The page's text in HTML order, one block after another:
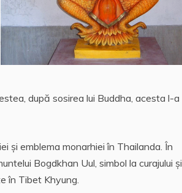
după sosirea lui Buddha, acesta l-a
şi emblema monarhiei în Thailanda. În
Bogdkhan Uul, simbol la curajului şi
în Tibet Khyung.